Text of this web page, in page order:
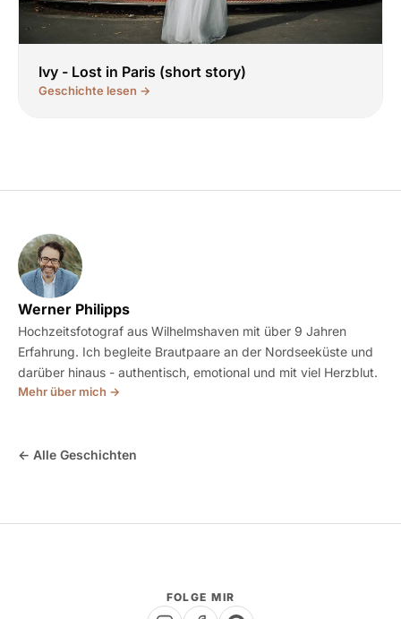
Ivy - Lost in Paris (short story)
Geschichte lesen →
Werner Philipps
Hochzeitsfotograf aus Wilhelmshaven mit über 9 Jahren
Erfahrung. Ich begleite Brautpaare an der Nordseeküste und
darüber hinaus - authentisch, emotional und mit viel Herzblut.
Mehr über mich →
← Alle Geschichten
FOLGE MIR